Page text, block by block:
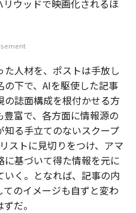
ウッドで映画化されるほ
人材を、ポストは手放し
下で、AIを駆使した記事
誌面構成を根付かせる方
富で、各方面に情報源の
る手立てのないスクープ
ストに見切りをつけ、アマ
基づいて得た情報を元に
く。となれば、記事の内
のイメージも自ずと変わ
だ。